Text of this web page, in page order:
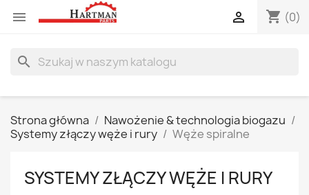
 shopping_cart (0)

search
Strona główna
Nawożenie & technologia biogazu
Systemy złączy węże i rury
Węże spiralne
SYSTEMY ZŁĄCZY WĘŻE I RURY